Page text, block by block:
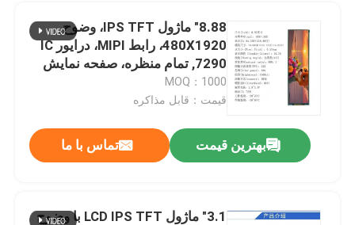
8.88" ماژول IPS TFT، وضوح
480X1920، رابط MIPI، درایور IC
7290, تمام منظره، صفحه نمایش
وضوح بالا 1100nit16.7M
MOQ：1000
قیمت：قابل مذاکره
بهترین قیمت تماس با ما
3.1" ماژول LCD IPS TFT با وضوح